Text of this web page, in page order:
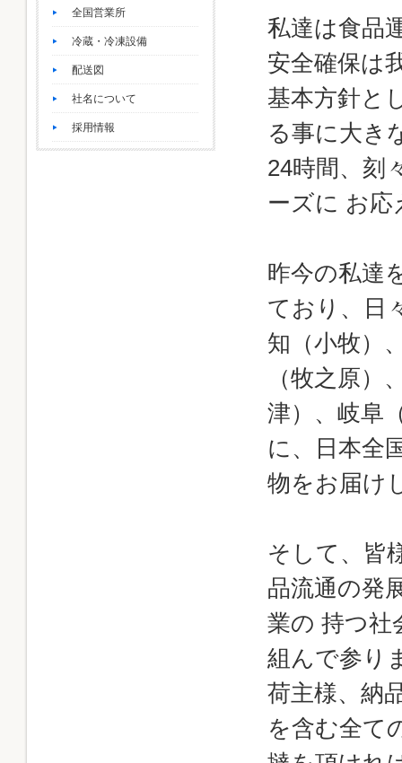
私達は食品
安全確保は
基本方針と
る事に大き
24時間、刻
ーズに お
昨今の私達
ており、日
知（小牧）
（牧之原
津）、岐阜
に、日本全
物をお届け
そして、皆
品流通の発
業の 持つ社
組んで参り
荷主様、納
を含む全て
全国営業所
冷蔵・冷凍設備
配送図
社名について
採用情報